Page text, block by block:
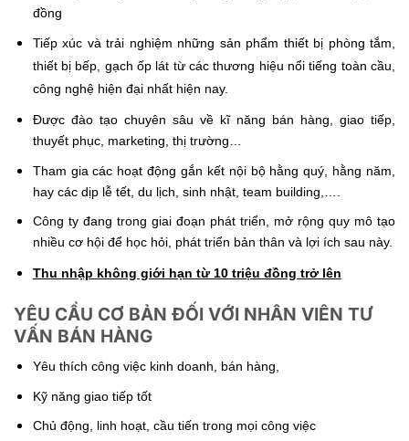
đồng
Tiếp xúc và trải nghiệm những sản phẩm thiết bị phòng tắm,
thiết bị bếp, gạch ốp lát từ các thương hiệu nổi tiếng toàn cầu,
công nghệ hiện đại nhất hiện nay.
Được đào tạo chuyên sâu về kĩ năng bán hàng, giao tiếp,
thuyết phục, marketing, thị trường…
Tham gia các hoạt động gắn kết nội bộ hằng quý, hằng năm,
hay các dịp lễ tết, du lịch, sinh nhật, team building,….
Công ty đang trong giai đoạn phát triển, mở rộng quy mô tạo
nhiều cơ hội để học hỏi, phát triển bản thân và lợi ích sau này.
Thu nhập không giới hạn từ 10 triệu đồng trở lên
YÊU CẦU CƠ BẢN ĐỐI VỚI NHÂN VIÊN TƯ
VẤN BÁN HÀNG
Yêu thích công việc kinh doanh, bán hàng,
Kỹ năng giao tiếp tốt
Chủ động, linh hoạt, cầu tiến trong mọi công việc